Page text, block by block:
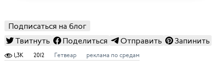
Подписаться на блог
Твитнуть
Поделиться Отправить Запинить
1,3K 2012 Гетвеар реклама по средам